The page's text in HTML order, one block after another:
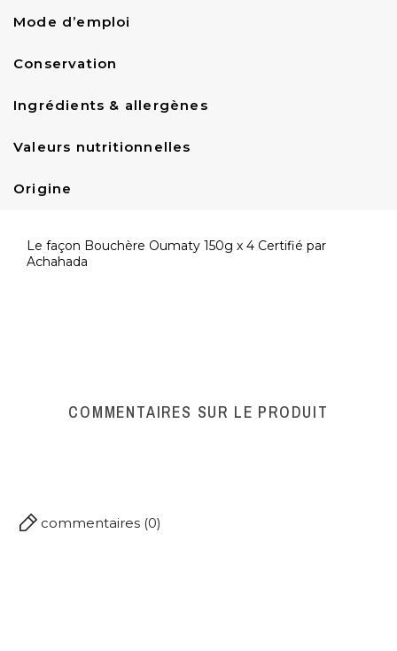
Mode d’emploi
Conservation
Ingrédients & allergènes
Valeurs nutritionnelles
Origine
Le façon Bouchère Oumaty 150g x 4 Certifié par
Achahada
Référence
Au congélateur à - 18°C .
Ne jamais recongeler un produit décongelé !
100% viande bovine halal
Pour 100g
Énergie : 252 kJ / 1046 kcal
COMMENTAIRES SUR LE PRODUIT
commentaires (0)